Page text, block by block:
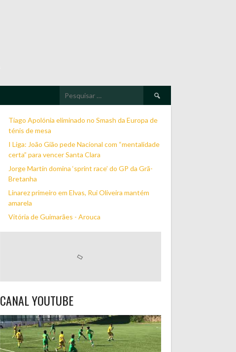
Pesquisar
por:
Tiago Apolónia eliminado no Smash da Europa de
ténis de mesa
I Liga: João Gião pede Nacional com “mentalidade
certa” para vencer Santa Clara
Jorge Martín domina ‘sprint race’ do GP da Grã-
Bretanha
Linarez primeiro em Elvas, Rui Oliveira mantém
amarela
Vitória de Guimarães - Arouca
CANAL YOUTUBE